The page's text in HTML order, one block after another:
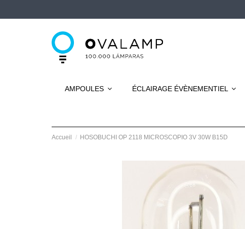
AMPOULES ÉCLAIRAGE ÉVÈNEMENTIEL
Accueil HOSOBUCHI OP 2118 MICROSCOPIO 3V 30W B15D